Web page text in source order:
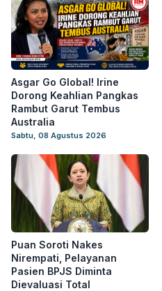
Asgar Go Global! Irine
Dorong Keahlian Pangkas
Rambut Garut Tembus
Australia
Sabtu, 08 Agustus 2026
Puan Soroti Nakes
Nirempati, Pelayanan
Pasien BPJS Diminta
Dievaluasi Total